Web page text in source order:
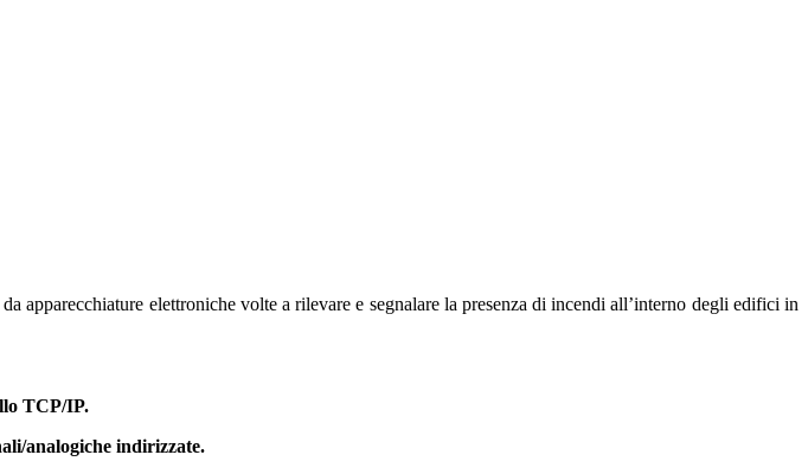
apparecchiature elettroniche volte a rilevare e segnalare la presenza di incendi all’interno degli edifici in
TCP/IP.
analogiche indirizzate.